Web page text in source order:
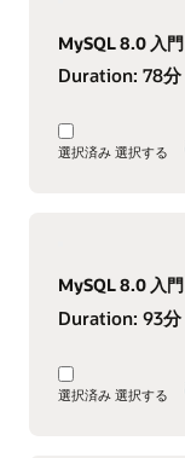
MySQL 8.0 入
Duration: 78分
選択済み 選択する
MySQL 8.0 入
Duration: 93分
選択済み 選択する